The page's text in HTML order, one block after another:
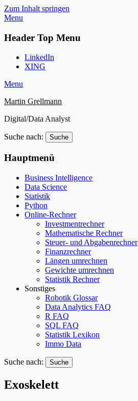
Zum Inhalt springen
Menu
Header Top Menu
LinkedIn
XING
Menu
Martin Grellmann
Digital/Data Analyst
Suche nach:
Hauptmenü
Business Intelligence
Data Science
Statistik
Python
Online-Rechner
Investmentrechner
Mathematische Rechner
Steuer- und Abgabenrechner
Finanzrechner
Längen umrechnen
Gewichte umrechnen
Statistik Rechner
Sonstiges
Robotik Glossar
Data Analytics FAQ
R FAQ
SQL FAQ
Statistik Lexikon
Immo Data
Suche nach:
Exoskelett